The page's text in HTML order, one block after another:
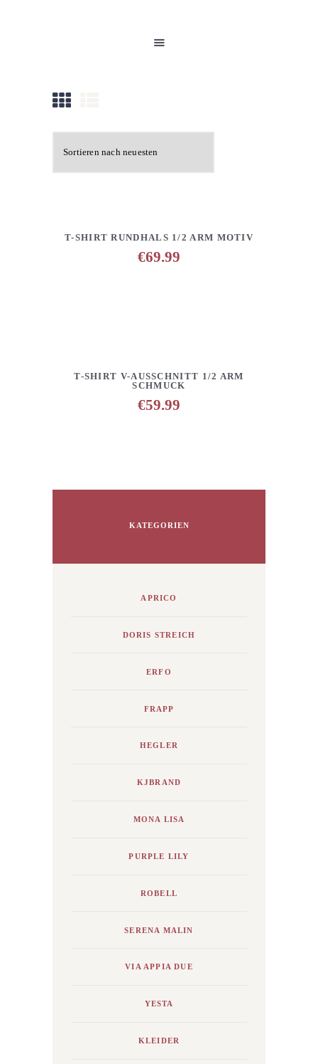
ÜBER UNS
KONTAKT
DETAILS ANFRAGE HINZUFÜGEN
T-SHIRT RUNDHALS 1/2 ARM MOTIV
€69.99
DETAILS ANFRAGE HINZUFÜGEN
T-SHIRT V-AUSSCHNITT 1/2 ARM
SCHMUCK
€59.99
KATEGORIEN
APRICO
DORIS STREICH
ERFO
FRAPP
HEGLER
KJBRAND
MONA LISA
PURPLE LILY
ROBELL
SERENA MALIN
VIA APPIA DUE
YESTA
KLEIDER